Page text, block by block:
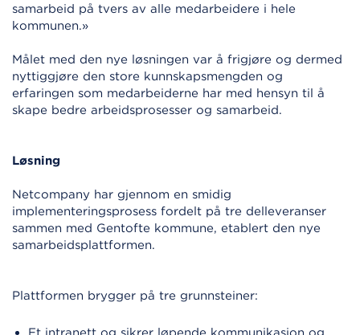
samarbeid på tvers av alle medarbeidere i hele
kommunen.»
Målet med den nye løsningen var å frigjøre og dermed
nyttiggjøre den store kunnskapsmengden og
erfaringen som medarbeiderne har med hensyn til å
skape bedre arbeidsprosesser og samarbeid.
Løsning
Netcompany har gjennom en smidig
implementeringsprosess fordelt på tre delleveranser
sammen med Gentofte kommune, etablert den nye
samarbeidsplattformen.
Plattformen brygger på tre grunnsteiner: